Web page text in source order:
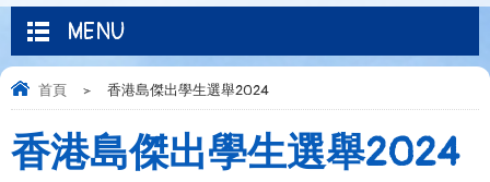
MENU
首頁 > 香港島傑出學生選舉2024
香港島傑出學生選舉2024